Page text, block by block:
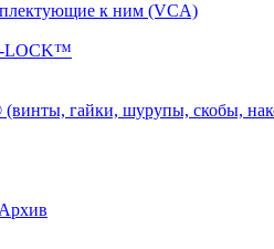
к ним (VCA)
LOCK™
гайки, шурупы, скобы,